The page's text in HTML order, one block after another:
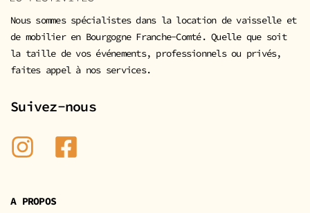
Nous sommes spécialistes dans la location de vaisselle et
de mobilier en Bourgogne Franche-Comté. Quelle que soit
la taille de vos événements, professionnels ou privés,
faites appel à nos services.
Suivez-nous
A PROPOS